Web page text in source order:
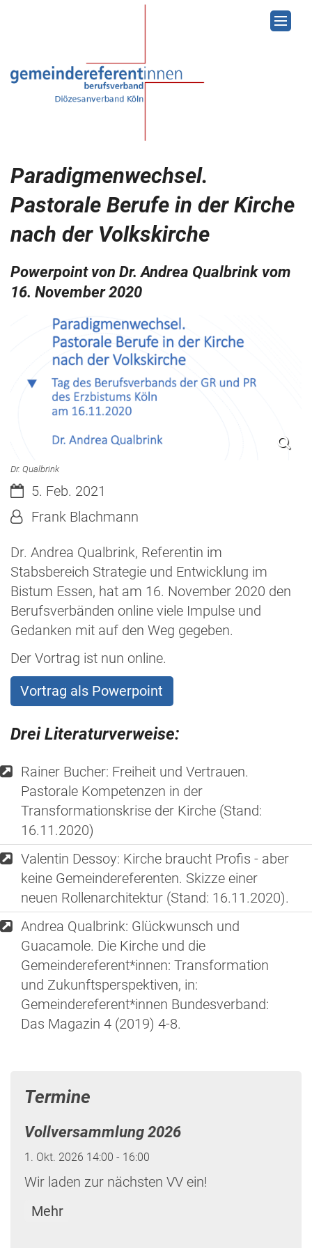
Paradigmenwechsel.
Pastorale Berufe in der Kirche
nach der Volkskirche
Powerpoint von Dr. Andrea Qualbrink vom
16. November 2020
Dr. Qualbrink
Datum:5. Feb. 2021
Von:Frank Blachmann
Dr. Andrea Qualbrink, Referentin im
Stabsbereich Strategie und Entwicklung im
Bistum Essen, hat am 16. November 2020 den
Berufsverbänden online viele Impulse und
Gedanken mit auf den Weg gegeben.
Der Vortrag ist nun online.
Vortrag als Powerpoint
Drei Literaturverweise:
Rainer Bucher: Freiheit und Vertrauen.
Pastorale Kompetenzen in der
Transformationskrise der Kirche (Stand:
16.11.2020)
Valentin Dessoy: Kirche braucht Profis - aber
keine Gemeindereferenten. Skizze einer
neuen Rollenarchitektur (Stand: 16.11.2020).
Andrea Qualbrink: Glückwunsch und
Guacamole. Die Kirche und die
Gemeindereferent*innen: Transformation
und Zukunftsperspektiven, in:
Gemeindereferent*innen Bundesverband:
Das Magazin 4 (2019) 4-8.
Termine
Vollversammlung 2026
1. Okt. 2026 14:00 - 16:00
Wir laden zur nächsten VV ein!
Mehr